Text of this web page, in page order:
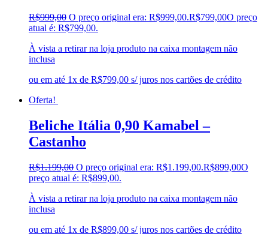
R$999,00 O preço original era: R$999,00.R$799,00O preço
atual é: R$799,00.
À vista a retirar na loja produto na caixa montagem não
inclusa
ou em até 1x de R$799,00 s/ juros nos cartões de crédito
Oferta!
Beliche Itália 0,90 Kamabel –
Castanho
R$1.199,00 O preço original era: R$1.199,00.R$899,00O
preço atual é: R$899,00.
À vista a retirar na loja produto na caixa montagem não
inclusa
ou em até 1x de R$899,00 s/ juros nos cartões de crédito